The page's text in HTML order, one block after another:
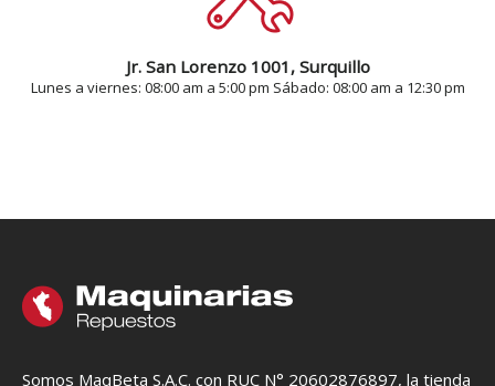
Jr. San Lorenzo 1001, Surquillo
Lunes a viernes: 08:00 am a 5:00 pm Sábado: 08:00 am a 12:30 pm
Somos MaqBeta S.A.C. con RUC N° 20602876897, la tienda